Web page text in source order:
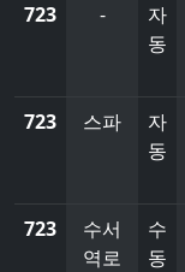
723 -
자
동
723 스파
자
동
723
수서
역로
수
동